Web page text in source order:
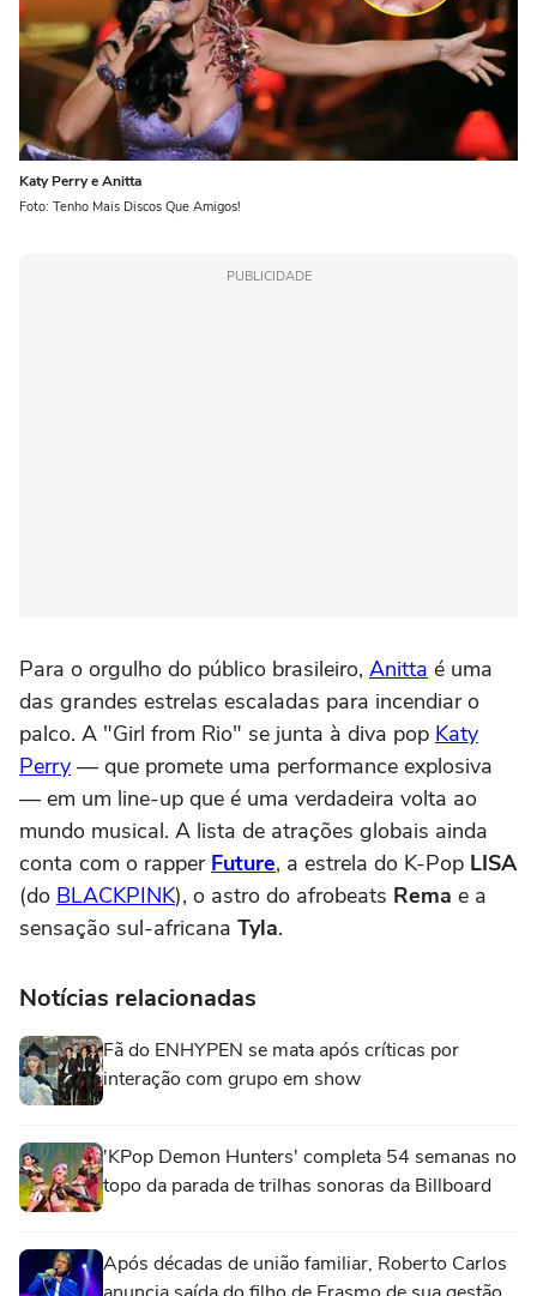
Katy Perry e Anitta
Foto: Tenho Mais Discos Que Amigos!
PUBLICIDADE
Para o orgulho do público brasileiro, Anitta é uma
das grandes estrelas escaladas para incendiar o
palco. A "Girl from Rio" se junta à diva pop Katy
Perry — que promete uma performance explosiva
— em um line-up que é uma verdadeira volta ao
mundo musical. A lista de atrações globais ainda
conta com o rapper Future, a estrela do K-Pop LISA
(do BLACKPINK), o astro do afrobeats Rema e a
sensação sul-africana Tyla.
Notícias relacionadas
Fã do ENHYPEN se mata após críticas por
interação com grupo em show
'KPop Demon Hunters' completa 54 semanas no
topo da parada de trilhas sonoras da Billboard
Após décadas de união familiar, Roberto Carlos